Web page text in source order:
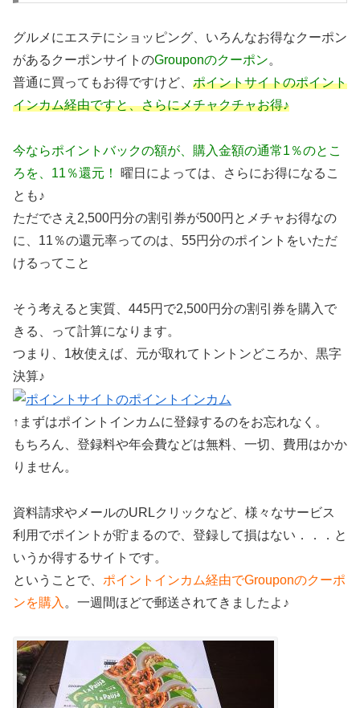
グルメにエステにショッピング、いろんなお得なクーポン
があるクーポンサイトのGrouponのクーポン。
普通に買ってもお得ですけど、 ポイントサイトのポイント
インカム経由ですと、さらにメチャクチャお得♪
今ならポイントバックの額が、購入金額の通常1％のとこ
ろを、11％還元！
曜日によっては、さらにお得になるこ
とも♪
ただでさえ2,500円分の割引券が500円とメチャお得なの
に、11％の還元率ってのは、55円分のポイントをいただ
けるってこと
そう考えると実質、445円で2,500円分の割引券を購入で
きる、って計算になります。
つまり、1枚使えば、元が取れてトントンどころか、黒字
決算♪
↑まずはポイントインカムに登録するのをお忘れなく。
もちろん、登録料や年会費などは無料、一切、費用はかか
りません。
資料請求やメールのURLクリックなど、様々なサービス
利用でポイントが貯まるので、登録して損はない．．．と
いうか得するサイトです。
ということで、 ポイントインカム経由でGrouponのクーポ
ンを購入 。一週間ほどで郵送されてきましたよ♪